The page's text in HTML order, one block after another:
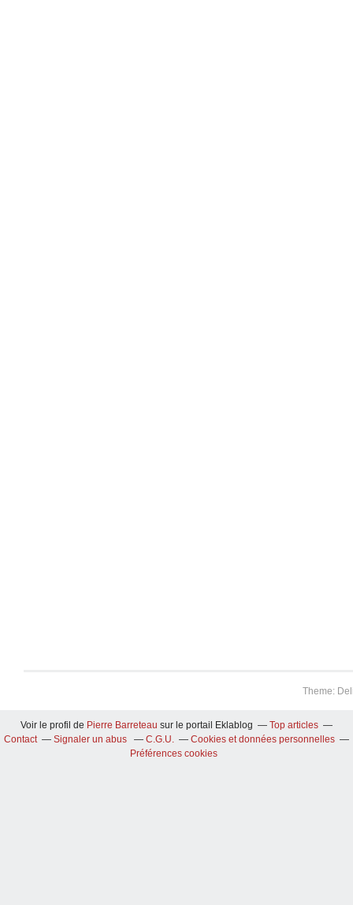
Theme:
Voir le profil de Pierre Barreteau sur le portail Eklablog
Top articles
Contact
Signaler un abus C.G.U.
Cookies et données personnelles
Préférences cookies